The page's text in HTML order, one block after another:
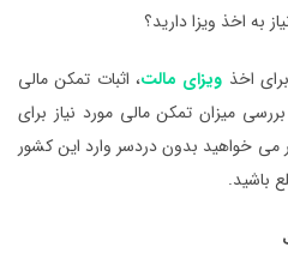
به اخذ ویزا دارید؟
اخذ ویزای مالت، اثبات تمکن مالی
میزان تمکن مالی مورد نیاز برای
می خواهید بدون دردسر وارد این کشور
باشید.